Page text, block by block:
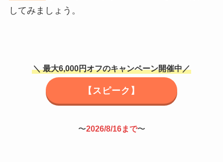
してみましょう。
＼最大6,000円オフのキャンペーン開催中／
【スピーク】
〜2026/8/16まで〜